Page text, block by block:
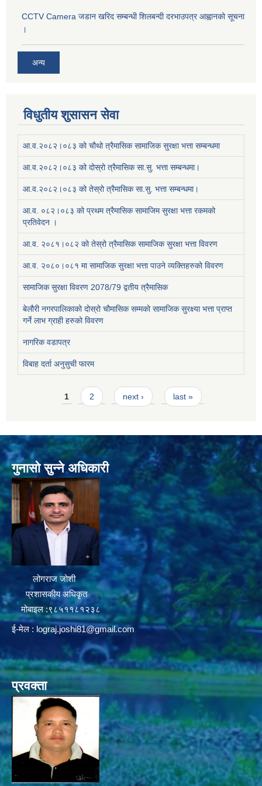
CCTV Camera जडान खरिद सम्बन्धी शिलबन्दी दरभाउपत्र आह्वानको सूचना
।
अन्य
विधुतीय शुसासन सेवा
आ.व.२०८२।०८३ को चौथो त्रैमासिक सामाजिक सुरक्षा भत्ता सम्बन्धमा
आ.व.२०८२।०८३ को दोस्रो त्रैमासिक सा.सु. भत्ता सम्बन्धमा।
आ.व.२०८२।०८३ को तेस्रो त्रैमासिक सा.सु. भत्ता सम्बन्धमा।
आ.व. ०८२।०८३ को प्रथम त्रैमासिक सामाजिम सुरक्षा भत्ता रकमको
प्रतिवेदन ।
आ.व. २०८१।०८२ को तेस्रो त्रैमासिक सामाजिक सुरक्षा भत्ता विवरण
आ.व. २०८०।०८१ मा सामाजिक सुरक्षा भत्ता पाउने व्यक्तिहरुको विवरण
सामाजिक सुरक्षा विवरण 2078/79 द्वतीय त्रैमासिक
बेलौरी नगरपालिकाको दोस्रो चौमासिक सम्मको सामाजिक सुरक्ष्या भत्ता प्राप्त
गर्ने लाभ ग्राही हरुको विवरण
नागरिक वडापत्र
विबाह दर्ता अनुसुची फारम
Pages1 2 next › last »
गुनासो सुन्ने अधिकारी
लोगराज जोशी
प्रशासकीय अधिकृत
मोबाइल :९८५११८१२३८
ई-मेल : lograj.joshi81@gmail.com
प्रवक्ता